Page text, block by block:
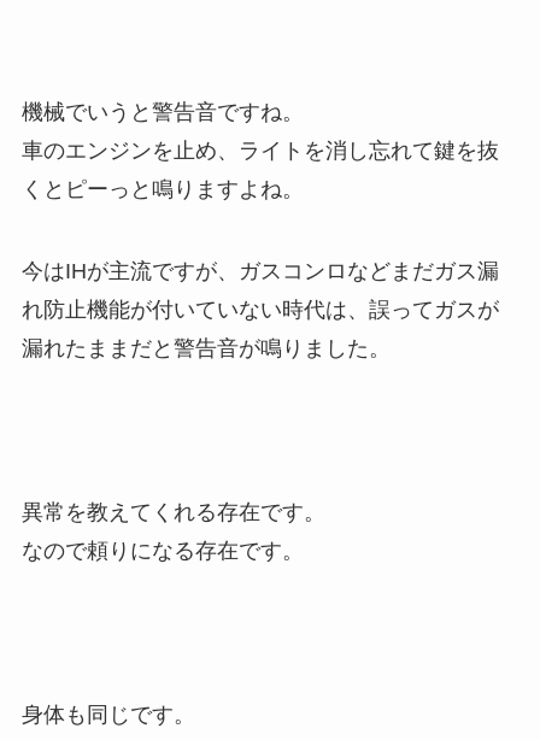
機械でいうと警告音ですね。
車のエンジンを止め、ライトを消し忘れて鍵を抜
くとピーっと鳴りますよね。
今はIHが主流ですが、ガスコンロなどまだガス漏
れ防止機能が付いていない時代は、誤ってガスが
漏れたままだと警告音が鳴りました。
異常を教えてくれる存在です。
なので頼りになる存在です。
身体も同じです。